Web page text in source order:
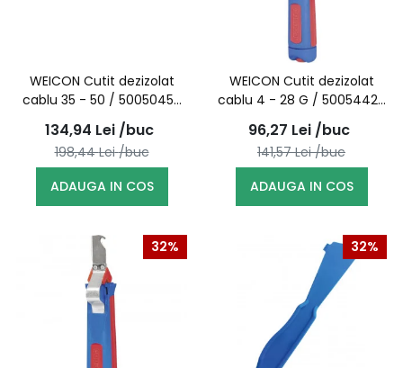
WEICON Cutit dezizolat
cablu 35 - 50 / 50050450
(10006839)
134,94 Lei /buc
198,44Lei /buc
ADAUGA IN COS
WEICON Cutit dezizolat
cablu 4 - 28 G / 50054428
(10012851)
96,27 Lei /buc
141,57Lei /buc
ADAUGA IN COS
32% 32%